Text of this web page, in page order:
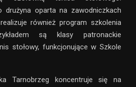
drużyna oparta na zawodniczkach
również program szkolenia
są klasy patronackie
stołowy, funkcjonujące w Szkole
Tarnobrzeg koncentruje się na